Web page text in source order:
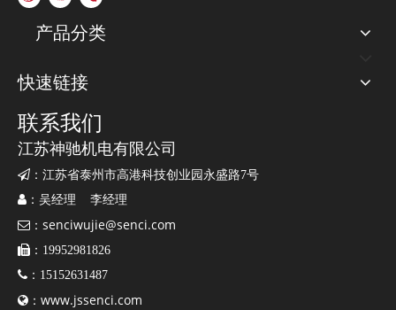
产品分类
快速链接
联系我们
江苏神驰机电有限公司
 ：江苏省泰州市高港科技创业园永盛路7号
 ：吴经理 李经理
 ： senciwujie@senci.com
 ：19952981826
 ：15152631487
 ： www.jssenci.com